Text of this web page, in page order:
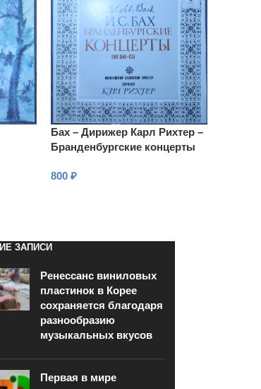
Бах – Дирижер Карл Рихтер –
Бранденбургские концерты
800 ₽
ЗАПИСИ
Ренессанс виниловых
пластинок в Корее
сохраняется благодаря
разнообразию
музыкальных вкусов
Первая в мире